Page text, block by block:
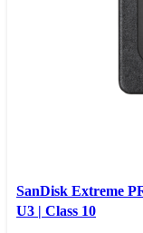
SanDisk Extreme
U3 | Class 10